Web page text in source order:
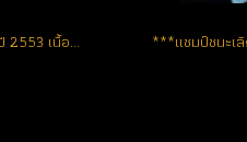
เหรียญเลื่อนสมณศักดิ์ 49 ปี 2553 เนื้อทองคำ No.155 สวยแชมป์ (ขายแล้ว)